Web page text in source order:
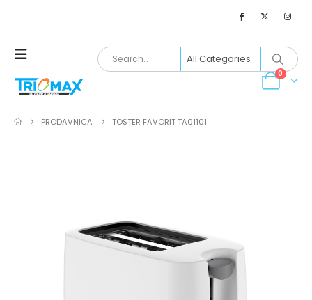
0
PRODAVNICA TOSTER FAVORIT TA01101